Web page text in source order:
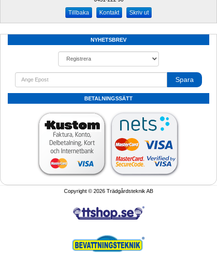
Kontakt Skriv ut
NYHETSBREV
Spara
BETALNINGSSÄTT
Copyright © 2026 Trädgårdsteknik AB